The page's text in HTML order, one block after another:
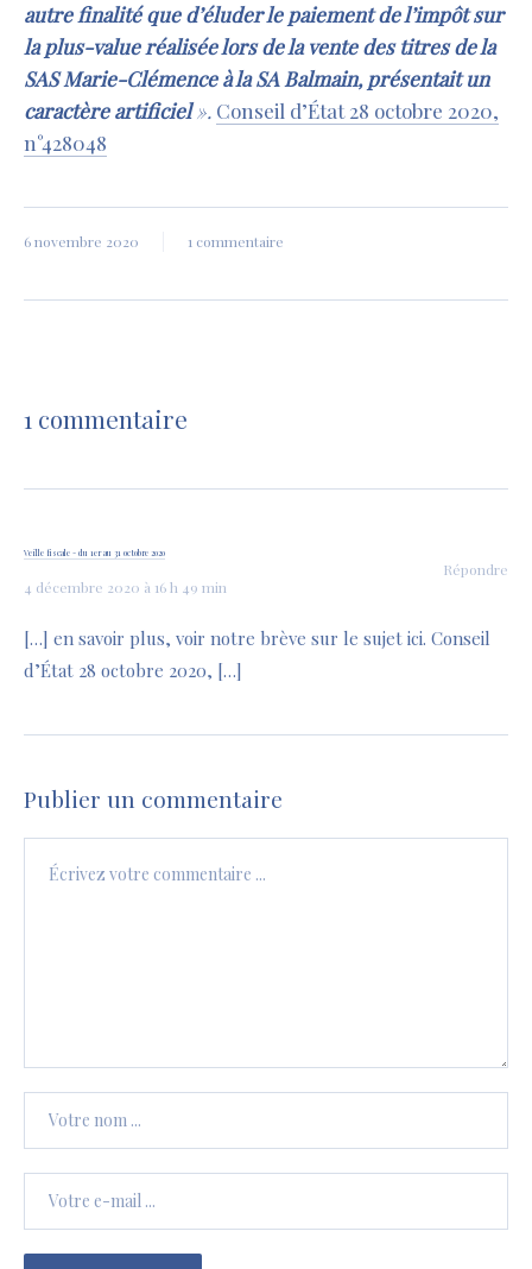
autre finalité que d’éluder le paiement de l’impôt sur
la plus-value réalisée lors de la vente des titres de la
SAS Marie-Clémence à la SA Balmain, présentait un
caractère artificiel». Conseil d’État 28 octobre 2020,
n°428048
6 novembre 2020 1 commentaire
1 commentaire
Veille fiscale - du 1er au 31 octobre 2020
4 décembre 2020 à 16 h 49 min
Répondre
[…] en savoir plus, voir notre brève sur le sujet ici. Conseil
d’État 28 octobre 2020, […]
Publier un commentaire